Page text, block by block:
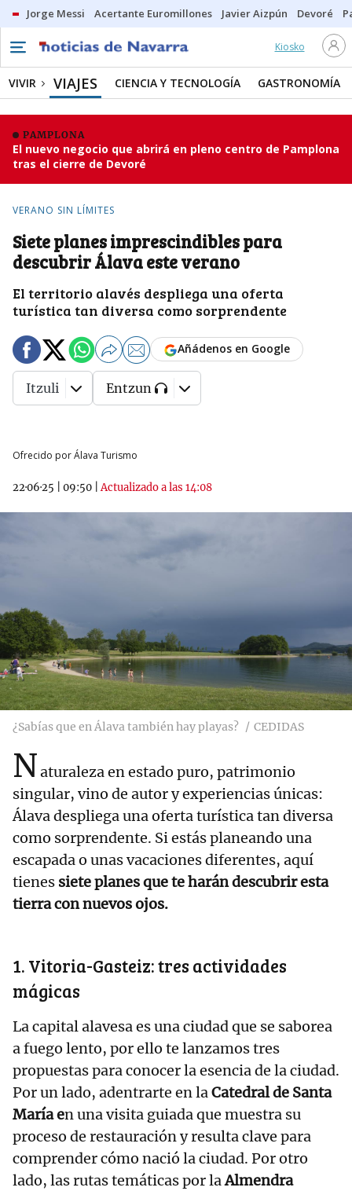
Jorge Messi Acertante Euromillones Javier Aizpún Devoré
Kiosko
VIVIR VIAJES CIENCIA Y TECNOLOGÍA GASTRONOMÍA
PAMPLONA
El nuevo negocio que abrirá en pleno centro de Pamplona
tras el cierre de Devoré
VERANO SIN LÍMITES
Siete planes imprescindibles para
descubrir Álava este verano
El territorio alavés despliega una oferta
turística tan diversa como sorprendente
Ofrecido por Álava Turismo
22·06·25 09:50 |Actualizado a las 14:08
Añádenos en Google
Itzuli Entzun
¿Sabías que en Álava también hay playas? CEDIDAS
Naturaleza en estado puro, patrimonio
singular, vino de autor y experiencias únicas:
Álava despliega una oferta turística tan diversa
como sorprendente. Si estás planeando una
escapada o unas vacaciones diferentes, aquí
tienes siete planes que te harán descubrir esta
tierra con nuevos ojos.
1. Vitoria-Gasteiz: tres actividades
mágicas
La capital alavesa es una ciudad que se saborea
a fuego lento, por ello te lanzamos tres
propuestas para conocer la esencia de la ciudad.
Por un lado, adentrarte en laCatedral de Santa
María en una visita guiada que muestra su
proceso de restauración y resulta clave para
comprender cómo nació la ciudad. Por otro
lado, las rutas temáticas por laAlmendra